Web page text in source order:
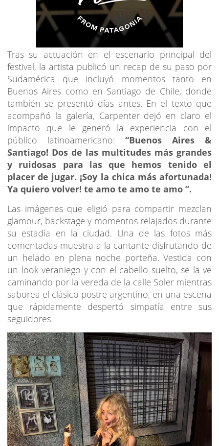
Tras su actuación en el escenario principal del
festival, la artista publicó un recap de su paso por
Sudamérica que incluyó momentos tanto en
Buenos Aires como en Santiago de Chile, donde
también se presentó días antes. En el texto que
acompañó la galería, Carpenter dejó en claro el
impacto que le generó la experiencia con el
público latinoamericano: “Buenos Aires &
Santiago! Dos de las multitudes más grandes
y ruidosas para las que hemos tenido el
placer de jugar. ¡Soy la chica más afortunada!
Ya quiero volver! te amo te amo te amo ”.
Las imágenes que eligió para compartir mezclan
glamour, backstage y momentos relajados durante
su estadía en la ciudad. Una de las fotos más
comentadas muestra a la cantante disfrutando de
un helado en plena noche porteña. Vestida con
un look veraniego y con el cabello suelto, se la ve
caminando por la vereda de la calle Soler mientras
saborea el clásico postre argentino, en una escena
que rápidamente despertó simpatía entre sus
seguidores.